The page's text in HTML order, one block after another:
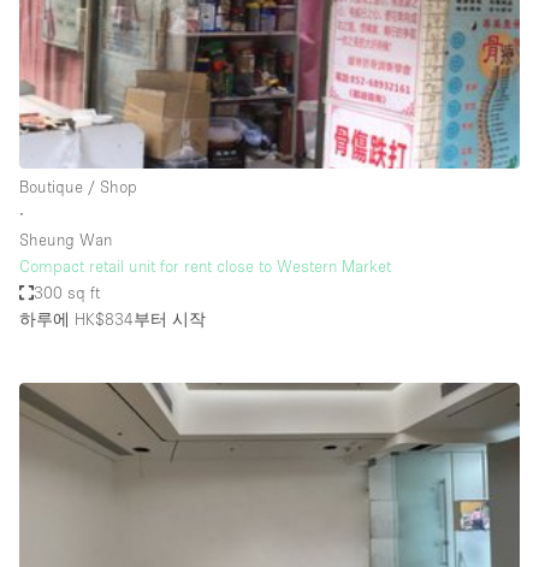
Creative Space
Event Space
Fair / Festival
Hall
Mall Shop
Mansion / House
Meeting Space
Other
Photo / Filming Studio
Boutique / Shop
∙
Sheung Wan
Compact retail unit for rent close to Western Market
300 sq ft
하루에 HK$834부터 시작